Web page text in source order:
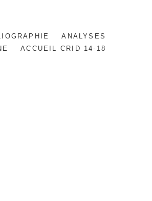
ANALYSES
ACCUEIL CRID 14-18